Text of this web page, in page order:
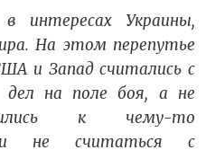
интересах Украины,
На этом перепутье
и Запад считались с
дел на поле боя, а не
к чему-то
не считаться с